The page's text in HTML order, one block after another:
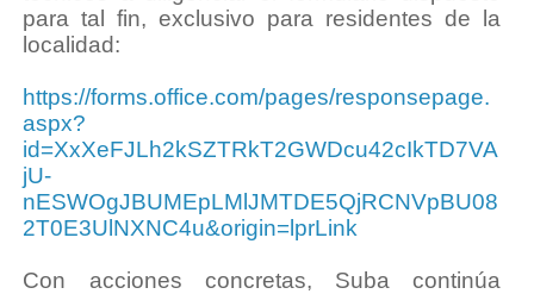
para tal fin, exclusivo para residentes de la
localidad:
https://forms.office.com/pages/responsepage.
aspx?
id=XxXeFJLh2kSZTRkT2GWDcu42cIkTD7VA
jU-
nESWOgJBUMEpLMlJMTDE5QjRCNVpBU08
2T0E3UlNXNC4u&origin=lprLink
Con acciones concretas, Suba continúa